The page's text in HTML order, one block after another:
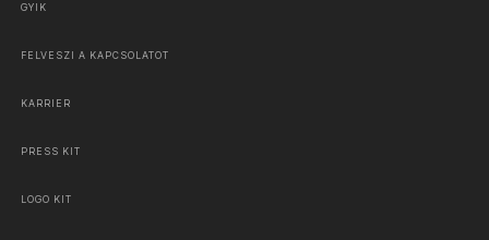
GYIK
FELVESZI A KAPCSOLATOT
KARRIER
PRESS KIT
LOGO KIT